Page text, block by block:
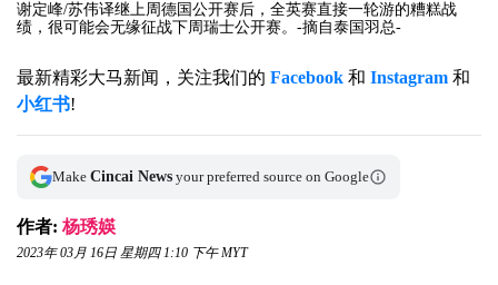
谢定峰/苏伟译继上周德国公开赛后，全英赛直接一轮游的糟糕战
绩，很可能会无缘征战下周瑞士公开赛。-摘自泰国羽总-
最新精彩大马新闻，关注我们的 Facebook 和 Instagram 和
小红书!
Make Cincai News your preferred source on Google
作者: 杨琇媖
2023年 03月 16日 星期四 1:10 下午 MYT